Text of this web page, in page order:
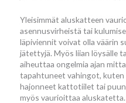
Yleisimmät aluskatteen
asennusvirheistä tai
läpiviennit voivat olla väärin
jätettyjä. Myös liian löysälle
aiheuttaa ongelmia ajan
tapahtuneet vahingot, kuten
hajonneet kattotiilet tai
myös vaurioittaa aluskatetta.